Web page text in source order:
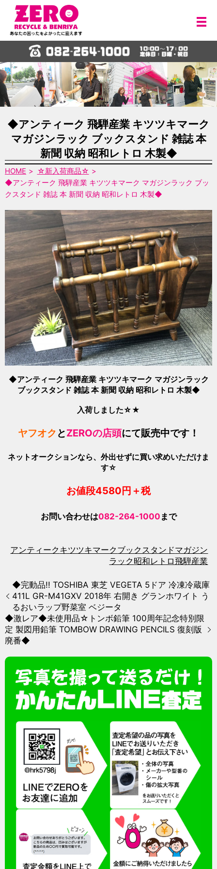
メ
◆アンティーク 飛騨産業 キツツキマーク
マガジンラック ブックスタンド 雑誌 本
新聞 収納 昭和レトロ 木製◆
HOME
☆新入荷商品☆
◆アンティーク 飛騨産業 キツツキマーク マガジンラック ブッ
クスタンド 雑誌 本 新聞 収納 昭和レトロ 木製◆
◆アンティーク 飛騨産業 キツツキマーク マガジンラック
ブックスタンド 雑誌 本 新聞 収納 昭和レトロ 木製◆
入荷しました☆★
ヤフオク とZEROの店頭にて販売中です！
ネットオークションなら、外出せずに買い求めいただけま
す☆
お値段4580 円＋税
お問い合わせは082-264-1000 まで
アンティーク キツツキマーク ブックスタンドマガジン
ラック 昭和レトロ飛騨産業
◆完動品!! TOSHIBA 東芝 VEGETA 5ドア 冷凍冷蔵庫
411L GR-M41GXV 2018年 右開き グランホワイト う
るおいラップ野菜室 ベジータ
◆激レア◆未使用品☆トンボ鉛筆 100周年記念特別限
定 製図用鉛筆 TOMBOW DRAWING PENCILS 復刻版
廃番◆